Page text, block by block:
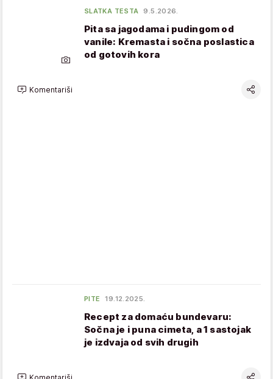
SLATKA TESTA 9.5.2026.
Pita sa jagodama i pudingom od
vanile: Kremasta i sočna poslastica
od gotovih kora
Komentariši
PITE 19.12.2025.
Recept za domaću bundevaru:
Sočna je i puna cimeta, a 1 sastojak
je izdvaja od svih drugih
Komentariši